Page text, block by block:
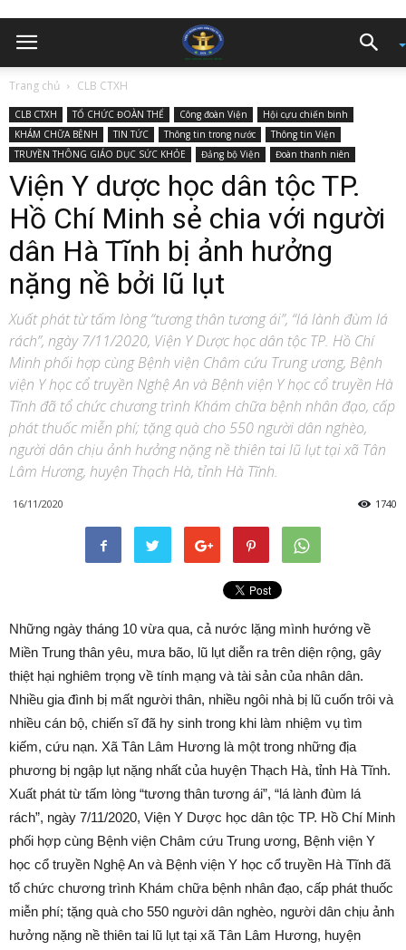
Trang chủ CLB CTXH
CLB CTXH TỔ CHỨC ĐOÀN THỂ Công đoàn Viện
Hội cựu chiến binh
KHÁM CHỮA BỆNH
TIN TỨC Thông tin trong nước
Thông tin Viện
TRUYỀN THÔNG GIÁO DỤC SỨC KHỎE
Đảng bộ Viện Đoàn thanh niên
Viện Y dược học dân tộc TP.
Hồ Chí Minh sẻ chia với người
dân Hà Tĩnh bị ảnh hưởng
nặng nề bởi lũ lụt
Xuất phát từ tấm lòng “tương thân tương ái”, “lá lành đùm lá
rách”, ngày 7/11/2020, Viện Y Dược học dân tộc TP. Hồ Chí
Minh phối hợp cùng Bệnh viện Châm cứu Trung ương, Bệnh
viện Y học cổ truyền Nghệ An và Bệnh viện Y học cổ truyền Hà
Tĩnh đã tổ chức chương trình Khám chữa bệnh nhân đạo, cấp
phát thuốc miễn phí; tặng quà cho 550 người dân nghèo,
người dân chịu ảnh hưởng nặng nề thiên tai lũ lụt tại xã Tân
Lâm Hương, huyện Thạch Hà, tỉnh Hà Tĩnh.
16/11/2020 1740
Những ngày tháng 10 vừa qua, cả nước lặng mình hướng về
Miền Trung thân yêu, mưa bão, lũ lụt diễn ra trên diện rộng, gây
thiệt hại nghiêm trọng về tính mạng và tài sản của nhân dân.
Nhiều gia đình bị mất người thân, nhiều ngôi nhà bị lũ cuốn trôi và
nhiều cán bộ, chiến sĩ đã hy sinh trong khi làm nhiệm vụ tìm
kiếm, cứu nạn. Xã Tân Lâm Hương là một trong những địa
phương bị ngập lụt nặng nhất của huyện Thạch Hà, tỉnh Hà Tĩnh.
Xuất phát từ tấm lòng “tương thân tương ái”, “lá lành đùm lá
rách”, ngày 7/11/2020, Viện Y Dược học dân tộc TP. Hồ Chí Minh
phối hợp cùng Bệnh viện Châm cứu Trung ương, Bệnh viện Y
học cổ truyền Nghệ An và Bệnh viện Y học cổ truyền Hà Tĩnh đã
tổ chức chương trình Khám chữa bệnh nhân đạo, cấp phát thuốc
miễn phí; tặng quà cho 550 người dân nghèo, người dân chịu ảnh
hưởng nặng nề thiên tai lũ lụt tại xã Tân Lâm Hương, huyện